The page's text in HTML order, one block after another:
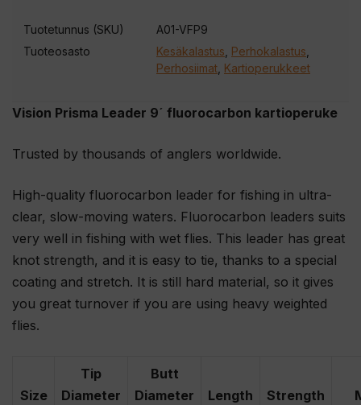
Vision Prisma Leader 9´ fluorocarbon kartioperuke
Trusted by thousands of anglers worldwide.
High-quality fluorocarbon leader for fishing in ultra-
clear, slow-moving waters. Fluorocarbon leaders suits
very well in fishing with wet flies. This leader has great
knot strength, and it is easy to tie, thanks to a special
coating and stretch. It is still hard material, so it gives
you great turnover if you are using heavy weighted
flies.
Size
Tip
Diameter
Butt
Diameter
Length Strength
Tuotetunnus (SKU)
A01-VFP9
Tuoteosasto
Kesäkalastus, Perhokalastus,
Perhosiimat, Kartioperukkeet